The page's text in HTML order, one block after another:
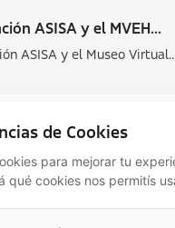
ASISA y el MVEH...
ASISA y el Museo
de Cookies
para mejorar tu
qué cookies nos permitís